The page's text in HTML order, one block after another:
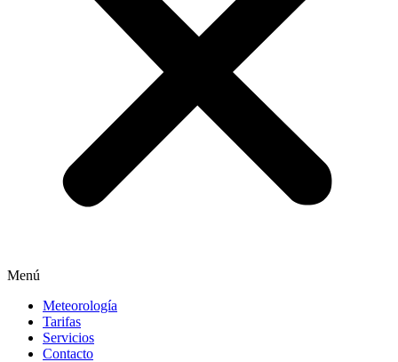
Menú
Meteorología
Tarifas
Servicios
Contacto